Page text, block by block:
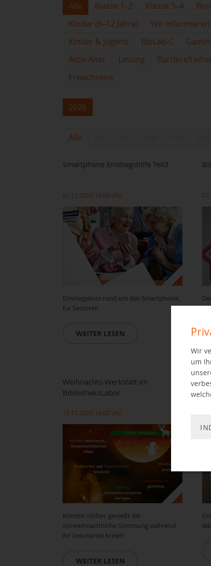
Alle Klasse 1–2 Klasse 3–4
Kinder (6–12 Jahre)
Wir informieren
Kinder & Jugend
BibLab-C
Aktiv Älter
Lesung
Erwachsene
2026
Alle
Smartphone Einstiegshilfe Teil3
01.12.2026 10:00 Uhr
Einstiegskurs rund um das Smartphone,
für Senioren
WEITER LESEN
Weihnachts-Werkstatt im
BibliotheksLabor
12.12.2026 14:00 Uhr
Kommt vorbei, genießt die
vorweihnachtliche Stimmung während
ihr Geschenke kreiert
WEITER LESEN
Wir
um